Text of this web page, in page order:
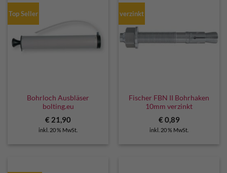
Top Seller
Bohrloch Ausbläser
bolting.eu
€ 21,90
inkl. 20 % MwSt.
verzinkt
Fischer FBN II Bohrhaken
10mm verzinkt
€0,89
inkl. 20 % MwSt.